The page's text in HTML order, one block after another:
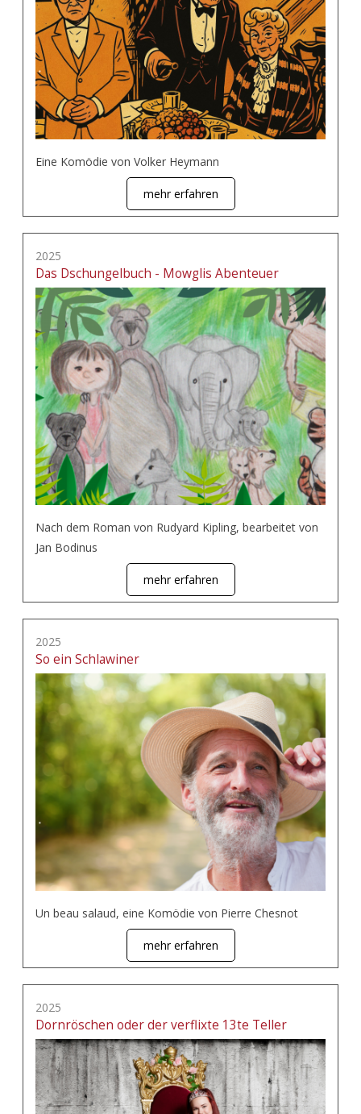
Eine Komödie von Volker Heymann
mehr erfahren
2025
Das Dschungelbuch - Mowglis Abenteuer
Nach dem Roman von Rudyard Kipling, bearbeitet von
Jan Bodinus
mehr erfahren
2025
So ein Schlawiner
Un beau salaud, eine Komödie von Pierre Chesnot
mehr erfahren
2025
Dornröschen oder der verflixte 13te Teller